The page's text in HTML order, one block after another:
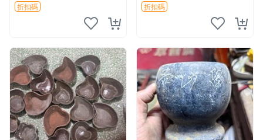
糕餅模具
折扣碼
折扣碼